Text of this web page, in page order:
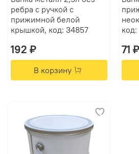
ребра с ручкой с
прижимной белой
крышкой, код: 34857
192 ₽
В корзину
71 ₽